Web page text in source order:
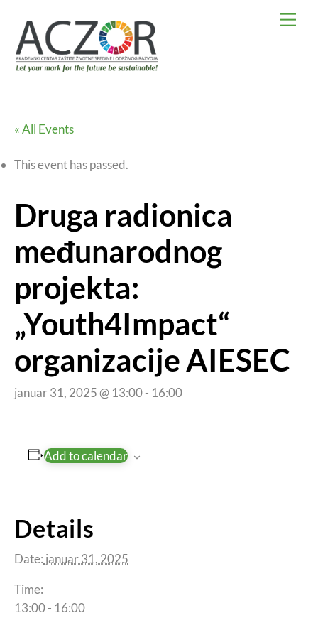
content
« All Events
This event has passed.
Druga radionica
međunarodnog
projekta:
„Youth4Impact“
organizacije AIESEC
januar 31, 2025 @ 13:00- 16:00
Add to calendar
Details
Date: januar 31, 2025
Time:
13:00 - 16:00